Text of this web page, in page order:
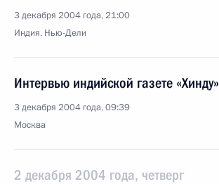
3 декабря 2004 года, 21:00
Индия, Нью-Дели
Интервью индийской газете «Хинду»
3 декабря 2004 года, 09:39
Москва
2 декабря 2004 года, четверг